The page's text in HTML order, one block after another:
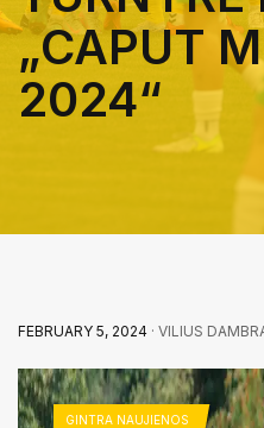
„CAPUT
2024“
FEBRUARY 5, 2024 · VILIUS
GINTRA NAUJIENOS